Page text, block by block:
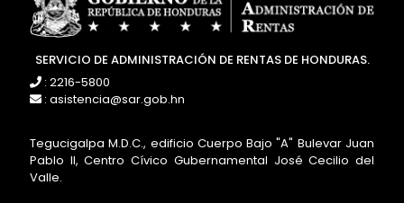
SERVICIO DE ADMINISTRACIÓN DE RENTAS DE HONDURAS.
: 2216-5800
: asistencia@sar.gob.hn
Tegucigalpa M.D.C., edificio Cuerpo Bajo "A" Bulevar Juan
Pablo II, Centro Cívico Gubernamental José Cecilio del
Valle.